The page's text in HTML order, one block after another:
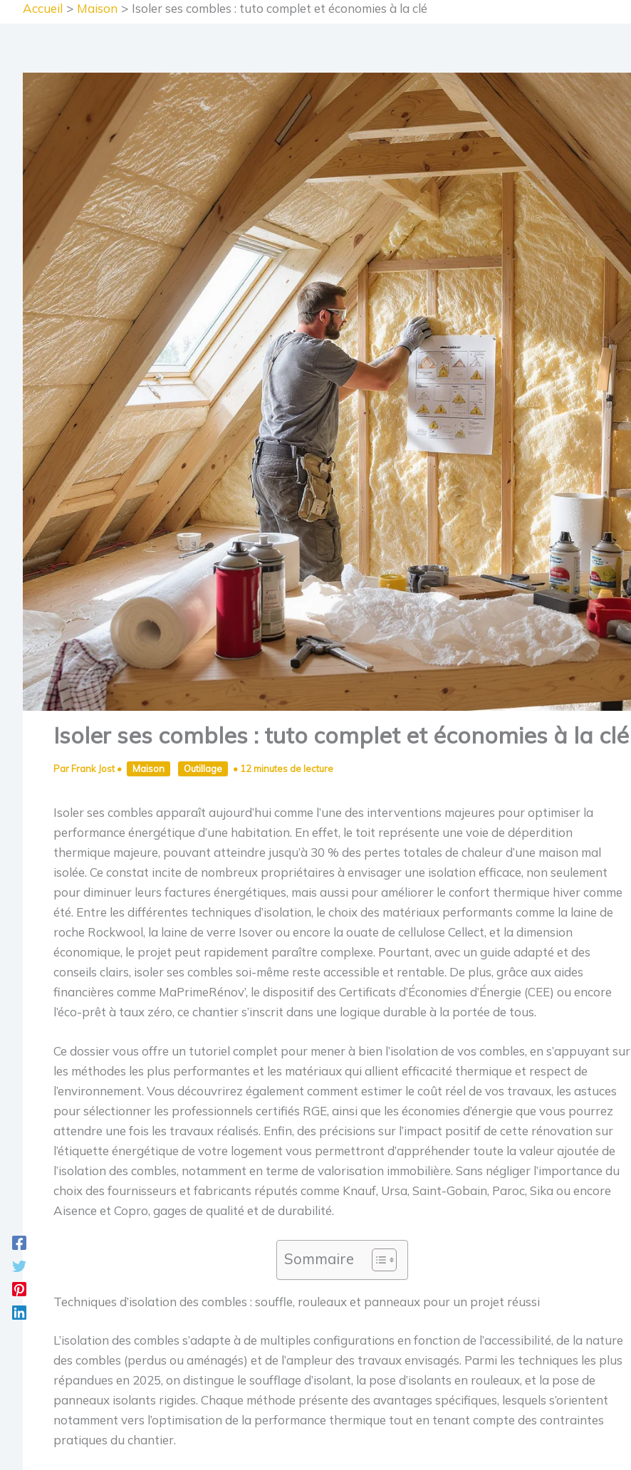
Accueil Maison Isoler ses combles : tuto complet et économies à la clé
Isoler ses combles : tuto complet et économies à la clé
Par Frank Jost• Maison Outillage • 12 minutes de lecture
Isoler ses combles apparaît aujourd’hui comme l’une des interventions majeures pour optimiser la
performance énergétique d’une habitation. En effet, le toit représente une voie de déperdition
thermique majeure, pouvant atteindre jusqu’à 30 % des pertes totales de chaleur d’une maison mal
isolée. Ce constat incite de nombreux propriétaires à envisager une isolation efficace, non seulement
pour diminuer leurs factures énergétiques, mais aussi pour améliorer le confort thermique hiver comme
été. Entre les différentes techniques d’isolation, le choix des matériaux performants comme la laine de
roche Rockwool, la laine de verre Isover ou encore la ouate de cellulose Cellect, et la dimension
économique, le projet peut rapidement paraître complexe. Pourtant, avec un guide adapté et des
conseils clairs, isoler ses combles soi-même reste accessible et rentable. De plus, grâce aux aides
financières comme MaPrimeRénov’, le dispositif des Certificats d’Économies d’Énergie (CEE) ou encore
l’éco-prêt à taux zéro, ce chantier s’inscrit dans une logique durable à la portée de tous.
Ce dossier vous offre un tutoriel complet pour mener à bien l’isolation de vos combles, en s’appuyant sur
les méthodes les plus performantes et les matériaux qui allient efficacité thermique et respect de
l’environnement. Vous découvrirez également comment estimer le coût réel de vos travaux, les astuces
pour sélectionner les professionnels certifiés RGE, ainsi que les économies d’énergie que vous pourrez
attendre une fois les travaux réalisés. Enfin, des précisions sur l’impact positif de cette rénovation sur
l’étiquette énergétique de votre logement vous permettront d’appréhender toute la valeur ajoutée de
l’isolation des combles, notamment en terme de valorisation immobilière. Sans négliger l’importance du
choix des fournisseurs et fabricants réputés comme Knauf, Ursa, Saint-Gobain, Paroc, Sika ou encore
Aisence et Copro, gages de qualité et de durabilité.
Sommaire
Techniques d’isolation des combles : souffle, rouleaux et panneaux pour un projet réussi
L’isolation des combles s’adapte à de multiples configurations en fonction de l’accessibilité, de la nature
des combles (perdus ou aménagés) et de l’ampleur des travaux envisagés. Parmi les techniques les plus
répandues en 2025, on distingue le soufflage d’isolant, la pose d’isolants en rouleaux, et la pose de
panneaux isolants rigides. Chaque méthode présente des avantages spécifiques, lesquels s’orientent
notamment vers l’optimisation de la performance thermique tout en tenant compte des contraintes
pratiques du chantier.